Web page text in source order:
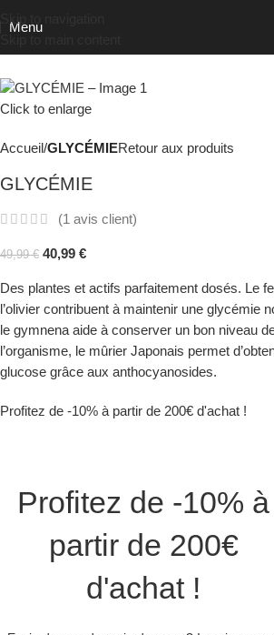
Skip to navigation
Menu
Click to enlarge
Accueil GLYCÉMIERetour aux produits
GLYCÉMIE
(1 avis client)
49,99€ 40,99 €
Des plantes et actifs parfaitement dosés. Le
l’olivier contribuent à maintenir une glycémie
le gymnena aide à conserver un bon niveau
l’organisme, le mûrier Japonais permet
glucose grâce aux anthocyanosides.
Profitez de -10% à partir de 200€ d'achat !
Profitez de -10% à
partir de 200€
d'achat !